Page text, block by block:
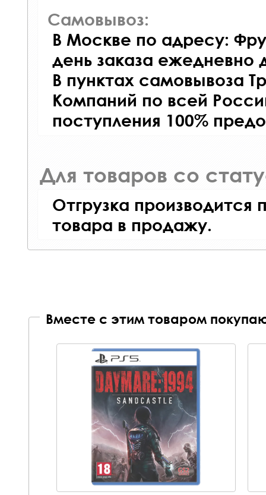
Самовывоз:
В Москве по адресу:
день заказа ежедневно
В пунктах самовывоза
Компаний по всей
поступления 100%
Для товаров со
Отгрузка производится
товара в продажу.
Вместе с этим товаром